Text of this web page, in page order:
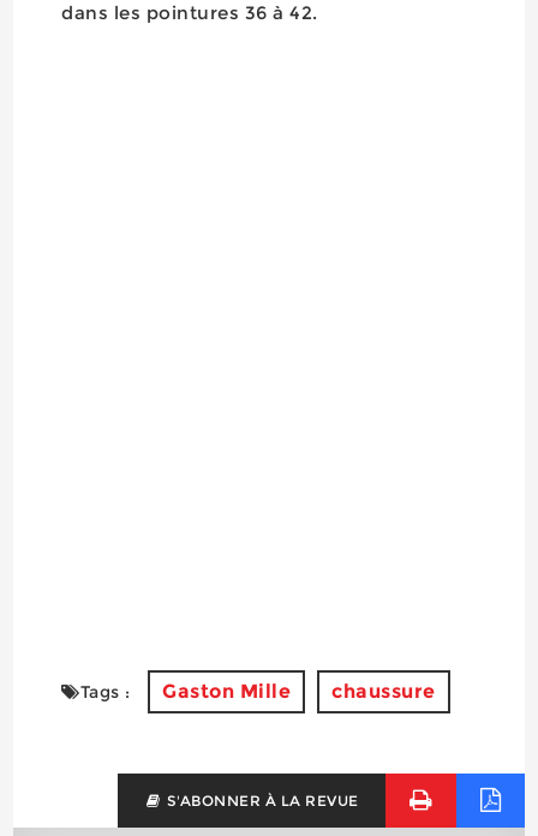
dans les pointures 36 à 42.
Tags : Gaston Mille chaussure
S'ABONNER À LA REVUE